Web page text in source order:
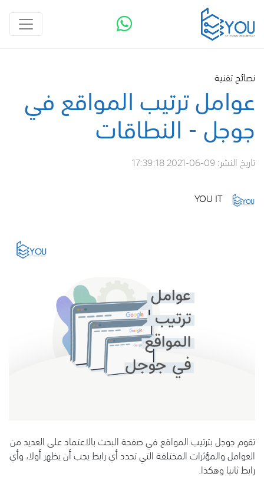
نصائح تقنية
عوامل ترتيب المواقع في
جوجل - النطاقات
تاريخ النشر:2021-06-09 17:39:18
YOU IT
تقوم جوجل بترتيب المواقع في صفحة البحث بالاعتماد على العديد من
العوامل والمؤثرات المختلفة التي تحدد أي رابط يجب أن يظهر أولا، وأي
رابط ثانيا وهكذا.